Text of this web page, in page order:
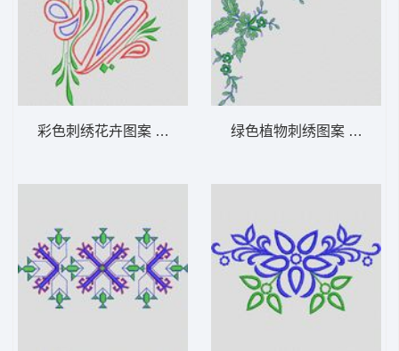
彩色刺绣花卉图案 植物花型 绿色植物刺绣图案 植物花